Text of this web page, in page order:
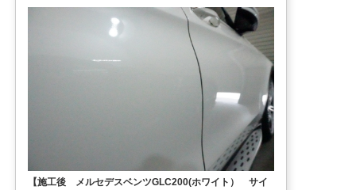
【施工後 メルセデスベンツGLC200(ホワイト） サイ